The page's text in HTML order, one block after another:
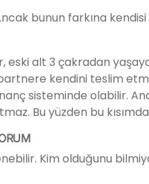
bunun farkına
eski alt 3 çakradan
partnere kendini teslim
sisteminde olabilir.
Bu yüzden bu
Kim olduğunu